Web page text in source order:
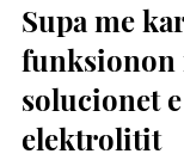
Supa me
funksionon
solucionet
elektrolitit